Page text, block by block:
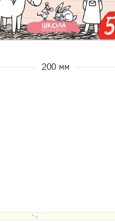
200 мм